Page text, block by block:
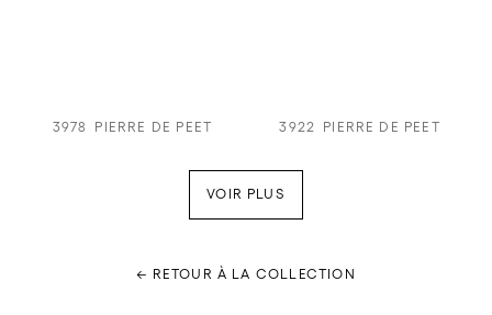
3978 PIERRE DE PEET 3922 PIERRE DE PEET
VOIR PLUS
← RETOUR À LA COLLECTION